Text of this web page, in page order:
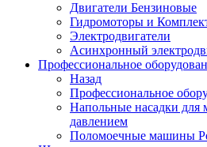
Двигатели Бензиновые
Гидромоторы и
Электродвигатели
Асинхронный
Профессиональное
Назад
Профессиональное
Напольные насадки
давлением
Поломоечные машины